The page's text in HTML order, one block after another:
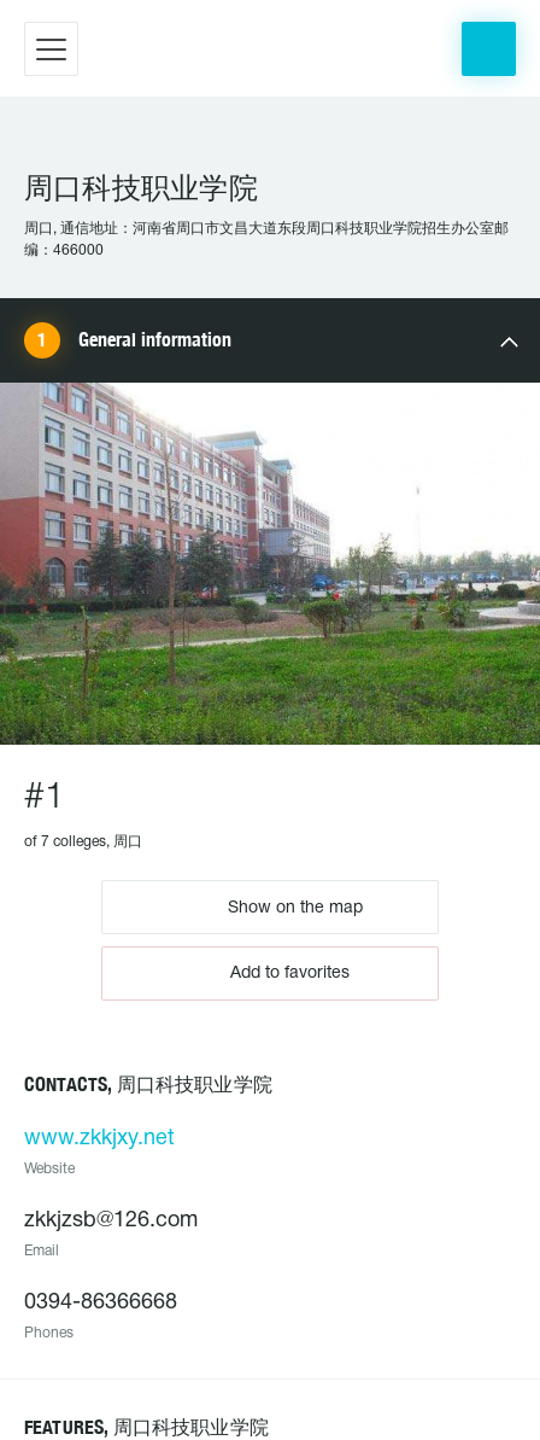
周口科技职业学院
周口, 通信地址：河南省周口市文昌大道东段周口科技职业学院招生办公室邮
编：466000
General information
#1
of 7 colleges, 周口
Show on the map
Add to favorites
CONTACTS, 周口科技职业学院
www.zkkjxy.net
Website
zkkjzsb@126.com
Email
0394-86366668
Phones
FEATURES, 周口科技职业学院